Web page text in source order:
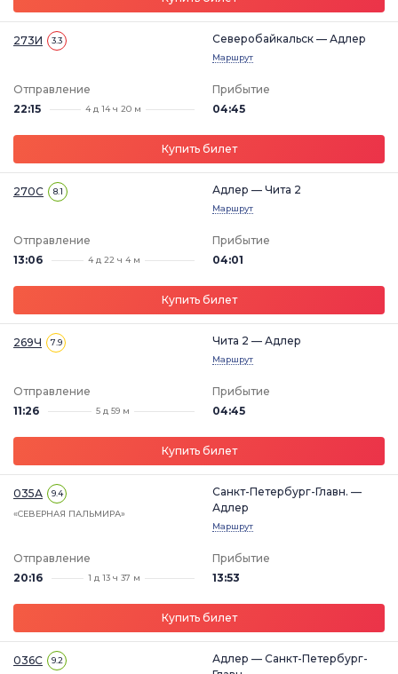
273И 3.3 Северобайкальск — Адлер
Маршрут
Отправление
22:15
4 д 14 ч 20 м
Прибытие
04:45
Купить билет
270С 8.1 Адлер — Чита 2
Маршрут
Отправление
13:06
4 д 22 ч 4 м
Прибытие
04:01
Купить билет
269Ч 7.9 Чита 2 — Адлер
Маршрут
Отправление
11:26
5 д 59 м
Прибытие
04:45
Купить билет
035А 9.4
«СЕВЕРНАЯ ПАЛЬМИРА»
Санкт-Петербург-Главн. —
Адлер
Маршрут
Отправление
20:16
1 д 13 ч 37 м
Прибытие
13:53
Купить билет
036С 9.2
Адлер — Санкт-Петербург-